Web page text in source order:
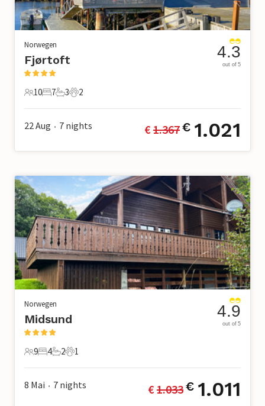
Norwegen
Fjørtoft
10 Gäste
10
7 Schlafzimmer
7
3 Badezimmer
3
2 Haustiere
2
4.3
out of 5
22 Aug • 7 nights € 1.367€ 1.021
Norwegen
Midsund
9 Gäste
9
4 Schlafzimmer
4
2 Badezimmer
2
1 Haustier
1
4.9
out of 5
8 Mai • 7 nights € 1.033€ 1.011